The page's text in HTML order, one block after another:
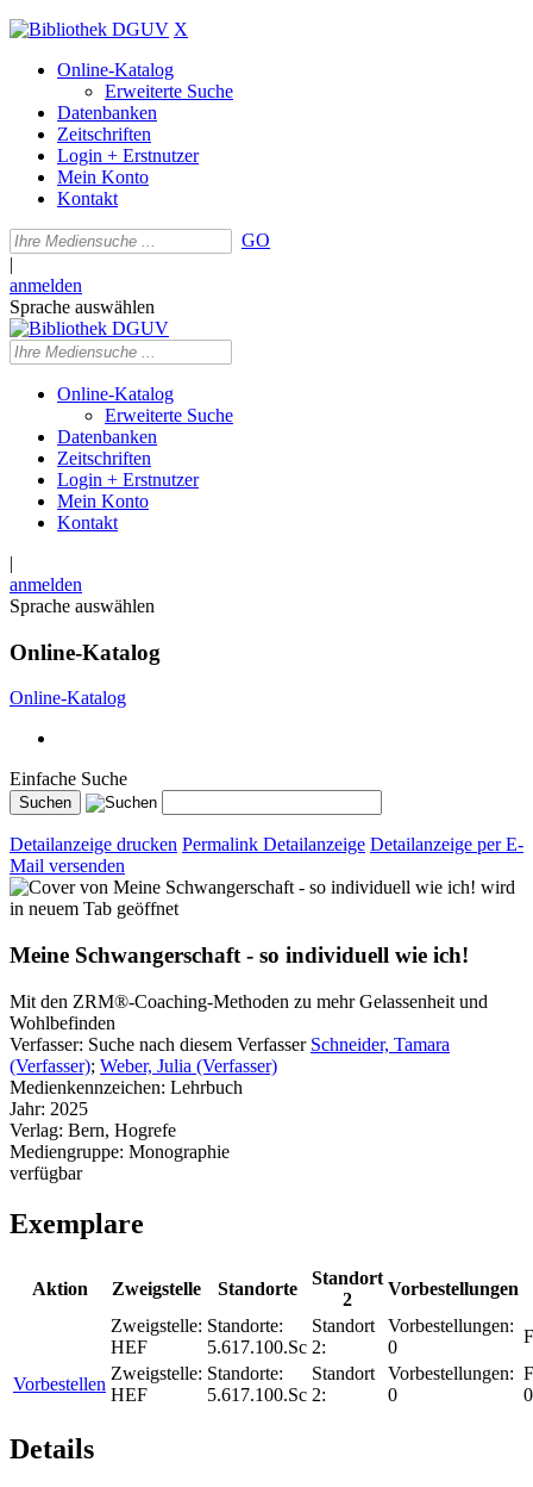
X
Online-Katalog
Erweiterte Suche
Datenbanken
Zeitschriften
Login + Erstnutzer
Mein Konto
Kontakt
GO
|
anmelden
Sprache auswählen
Online-Katalog
Erweiterte Suche
Datenbanken
Zeitschriften
Login + Erstnutzer
Mein Konto
Kontakt
|
anmelden
Sprache auswählen
Online-Katalog
Online-Katalog
Einfache Suche
Detailanzeige drucken Permalink Detailanzeige Detailanzeige per E-
Mail versenden
wird
in neuem Tab geöffnet
Meine Schwangerschaft - so individuell wie ich!
Mit den ZRM®-Coaching-Methoden zu mehr Gelassenheit und
Wohlbefinden
Verfasser: Suche nach diesem Verfasser Schneider, Tamara
(Verfasser); Weber, Julia (Verfasser)
Medienkennzeichen: Lehrbuch
Jahr: 2025
Verlag: Bern, Hogrefe
Mediengruppe: Monographie
verfügbar
Exemplare
Aktion Zweigstelle Standorte
Standort
2
Vorbestellungen
Zweigstelle:
HEF
Standorte:
5.617.100.Sc
Standort
2:
Vorbestellungen:
0
Vorbestellen
Zweigstelle:
HEF
Standorte:
5.617.100.Sc
Standort
2:
Vorbestellungen:
0
Details